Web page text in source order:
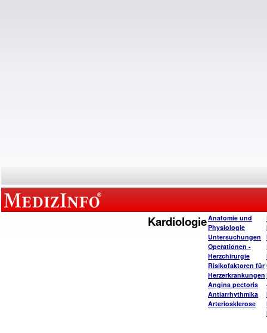
KardiologieAnatomie und
Physiologie
Untersuchungen
Operationen -
Herzchirurgie
Risikofaktoren für
Herzerkrankungen
Angina pectoris
Antiarrhythmika
Arteriosklerose